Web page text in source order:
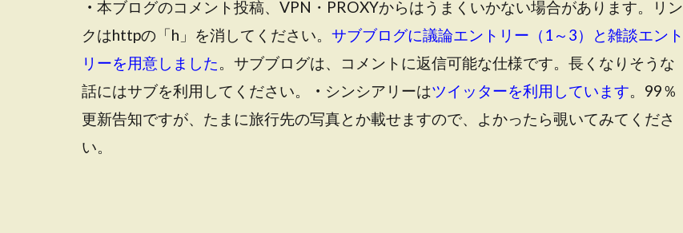
・ 本ブログのコメント投稿、VPN・PROXYからはうまくいかない場合があります。リン
クはhttpの「h」を消してください。 サブブログに議論エントリー（1～3）と雑談エント
リーを用意しました。サブブログは、コメントに返信可能な仕様です。長くなりそうな
話にはサブを利用してください。
・ シンシアリーはツイッターを利用しています。99％
更新告知ですが、たまに旅行先の写真とか載せますので、よかったら覗いてみてくださ
い。